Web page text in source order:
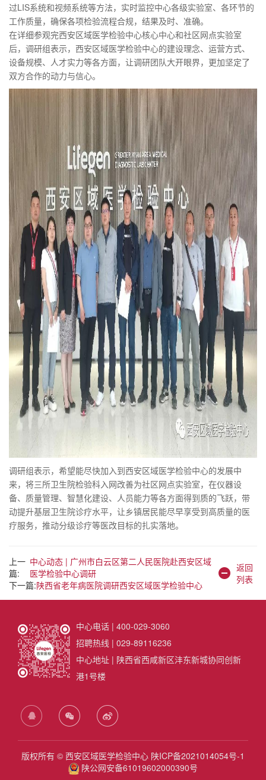
过LIS系统和视频系统等方法，实时监控中心各级实验室、各环节的
工作质量，确保各项检验流程合规，结果及时、准确。
在详细参观完西安区域医学检验中心核心中心和社区网点实验室
后，调研组表示，西安区域医学检验中心的建设理念、运营方式、
设备规模、人才实力等各方面，让调研团队大开眼界，更加坚定了
双方合作的动力与信心。
调研组表示，希望能尽快加入到西安区域医学检验中心的发展中
来，将三所卫生院检验科入网改善为社区网点实验室，在仪器设
备、质量管理、智慧化建设、人员能力等各方面得到质的飞跃，带
动提升基层卫生院诊疗水平，让乡镇居民能尽早享受到高质量的医
疗服务，推动分级诊疗等医改目标的扎实落地。
上一
篇:
中心动态 | 广州市白云区第二人民医院赴西安区域
医学检验中心调研
下一篇:陕西省老年病医院调研西安区域医学检验中心
返回
列表
中心电话 | 400-029-3060
招聘热线 | 029-89116236
中心地址 | 陕西省西咸新区沣东新城协同创新
港1号楼
版权所有 © 西安区域医学检验中心 陕ICP备2021014054号-1
陕公网安备61019602000390号